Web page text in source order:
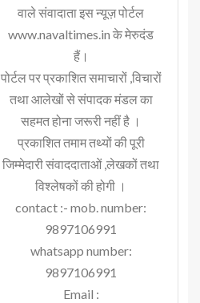
वाले संवादाता इस न्यूज़ पोर्टल
www.navaltimes.in के मेरुदंड
हैं।
पोर्टल पर प्रकाशित समाचारों ,विचारों
तथा आलेखों से संपादक मंडल का
सहमत होना जरूरी नहीं है ।
प्रकाशित तमाम तथ्यों की पूरी
जिम्मेदारी संवाददाताओं ,लेखकों तथा
विश्लेषकों की होगी ।
contact :- mob. number:
9897106991
whatsapp number:
9897106991
Email :